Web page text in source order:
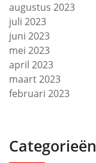
augustus 2023
juli 2023
juni 2023
mei 2023
april 2023
maart 2023
februari 2023
Categorieën